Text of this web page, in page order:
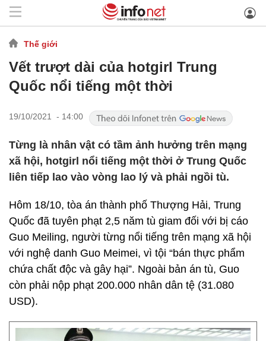
Thế giới
Vết trượt dài của hotgirl Trung
Quốc nổi tiếng một thời
19/10/2021 - 14:00
Từng là nhân vật có tầm ảnh hưởng trên mạng
xã hội, hotgirl nổi tiếng một thời ở Trung Quốc
liên tiếp lao vào vòng lao lý và phải ngồi tù.
Hôm 18/10, tòa án thành phố Thượng Hải, Trung
Quốc đã tuyên phạt 2,5 năm tù giam đối với bị cáo
Guo Meiling, người từng nổi tiếng trên mạng xã hội
với nghệ danh Guo Meimei, vì tội “bán thực phẩm
chứa chất độc và gây hại”. Ngoài bản án tù, Guo
còn phải nộp phạt 200.000 nhân dân tệ (31.080
USD).